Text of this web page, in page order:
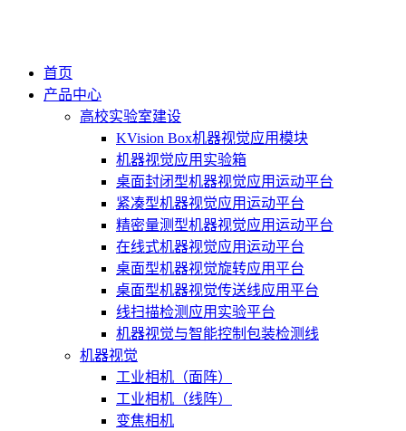
首页
产品中心
高校实验室建设
KVision Box机器视觉应用模块
机器视觉应用实验箱
桌面封闭型机器视觉应用运动平台
紧凑型机器视觉应用运动平台
精密量测型机器视觉应用运动平台
在线式机器视觉应用运动平台
桌面型机器视觉旋转应用平台
桌面型机器视觉传送线应用平台
线扫描检测应用实验平台
机器视觉与智能控制包装检测线
机器视觉
工业相机（面阵）
工业相机（线阵）
变焦相机